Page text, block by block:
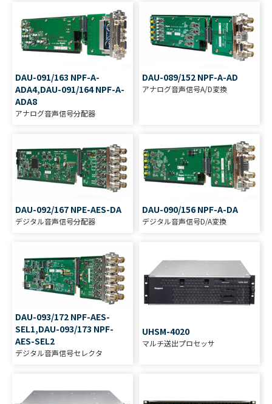
DAU-091/163 NPF-A-
ADA4,DAU-091/164 NPF-A-
ADA8
アナログ音声信号分配器
DAU-089/152 NPF-A-AD
アナログ音声信号A/D変換
DAU-092/167 NPE-AES-DA
デジタル音声信号分配器
DAU-090/156 NPF-A-DA
デジタル音声信号D/A変換
DAU-093/172 NPF-AES-
SEL1,DAU-093/173 NPF-
AES-SEL2
デジタル音声信号セレクタ
UHSM-4020
マルチ送出プロセッサ